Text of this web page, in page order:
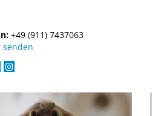
+49 (911) 7437063
senden